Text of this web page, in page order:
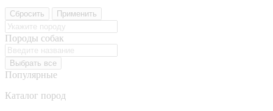
Сбросить Применить
Породы собак
Выбрать все
Популярные
Каталог пород